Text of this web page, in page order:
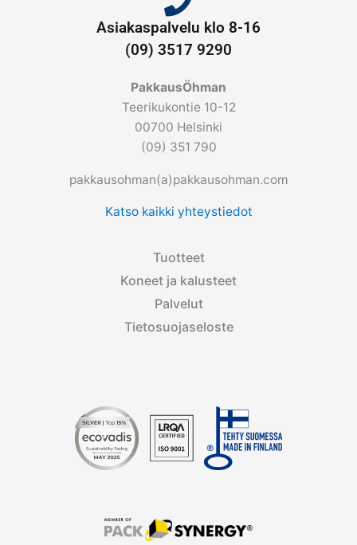
Asiakaspalvelu klo 8-16
(09) 3517 9290
PakkausÖhman
Teerikukontie 10-12
00700 Helsinki
(09) 351 790
pakkausohman(a)pakkausohman.com
Katso kaikki yhteystiedot
Tuotteet
Koneet ja kalusteet
Palvelut
Tietosuojaseloste